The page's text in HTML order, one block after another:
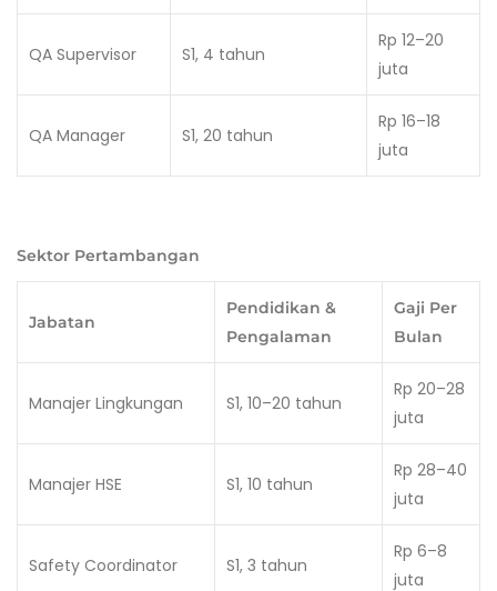
QA Supervisor S1, 4 tahun
Rp 12–20
juta
QA Manager S1, 20 tahun
Rp 16–18
juta
Sektor Pertambangan
Jabatan
Pendidikan &
Pengalaman
Gaji Per
Bulan
Manajer Lingkungan S1, 10–20 tahun
Rp 20–28
juta
Manajer HSE S1, 10 tahun
Rp 28–40
juta
Safety Coordinator S1, 3 tahun
Rp 6–8
juta